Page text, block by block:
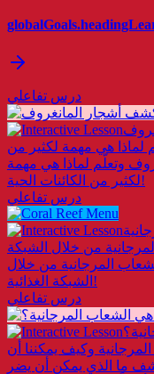
درس تفاعلي
لماذا هي مهمة لكثير من
وتعلّم لماذا هي مهمة
لكثير من الكائنات الحية!
درس تفاعلي
من خلال الشبكة
المرجانية من خلال
الشبكة الغذائية!
درس تفاعلي
وكيف يمكننا أن
ما الذي يمكن أن يضر